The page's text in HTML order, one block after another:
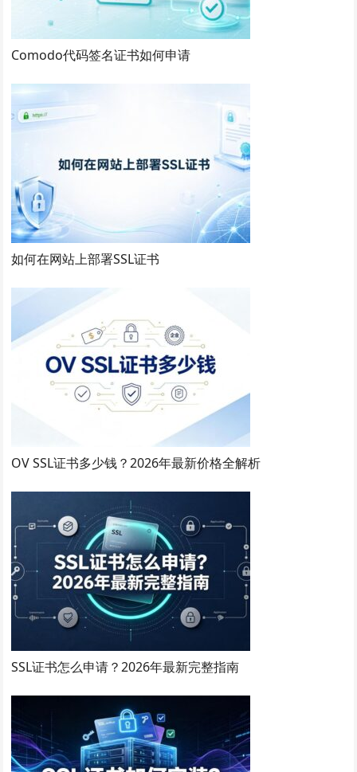
Comodo代码签名证书如何申请
如何在网站上部署SSL证书
OV SSL证书多少钱？2026年最新价格全解析
SSL证书怎么申请？2026年最新完整指南